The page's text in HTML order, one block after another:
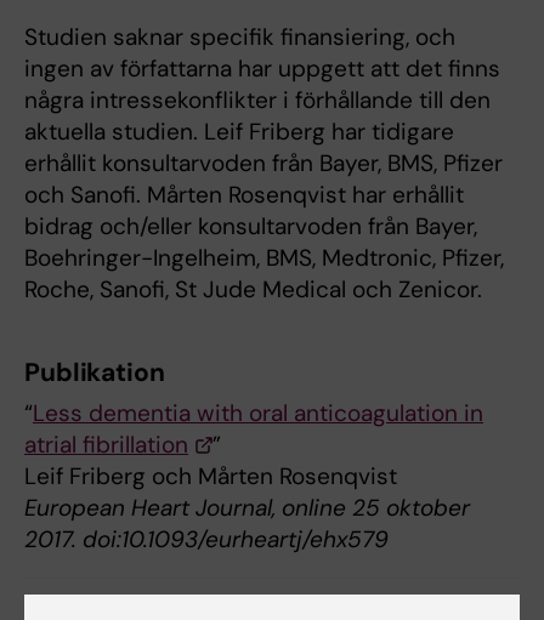
Studien saknar specifik finansiering, och
ingen av författarna har uppgett att det finns
några intressekonflikter i förhållande till den
aktuella studien. Leif Friberg har tidigare
erhållit konsultarvoden från Bayer, BMS, Pfizer
och Sanofi. Mårten Rosenqvist har erhållit
bidrag och/eller konsultarvoden från Bayer,
Boehringer-Ingelheim, BMS, Medtronic, Pfizer,
Roche, Sanofi, St Jude Medical och Zenicor.
Publikation
“Less dementia with oral anticoagulation in
atrial fibrillation
”
Leif Friberg och Mårten Rosenqvist
European Heart Journal, online 25 oktober
2017. doi:10.1093/eurheartj/ehx579